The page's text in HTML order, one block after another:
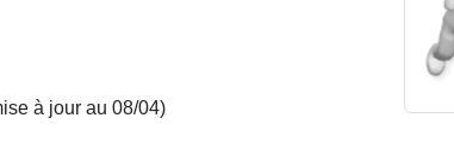
à jour au 08/04)